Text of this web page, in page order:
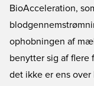
BioAcceleration,
ophobningen af
benytter sig af flere
det ikke er ens